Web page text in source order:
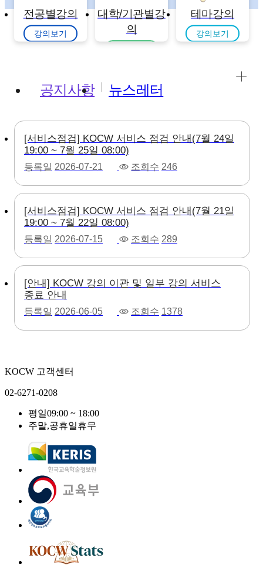
전공별강의
강의보기
대학/기관별강
의
테마강의
강의보기
공지사항 뉴스레터
[서비스점검] KOCW 서비스 점검 안내(7월 24일
19:00 ~ 7월 25일 08:00)
등록일 2026-07-21 조회수 246
[서비스점검] KOCW 서비스 점검 안내(7월 21일
19:00 ~ 7월 22일 08:00)
등록일 2026-07-15 조회수 289
[안내] KOCW 강의 이관 및 일부 강의 서비스
종료 안내
등록일 2026-06-05 조회수 1378
KOCW 고객센터
02-6271-0208
평일09:00 ~ 18:00
주말,공휴일휴무